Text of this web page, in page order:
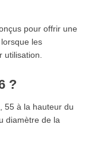
pour offrir une
les
utilisation.
?
55 à la hauteur du
diamètre de la